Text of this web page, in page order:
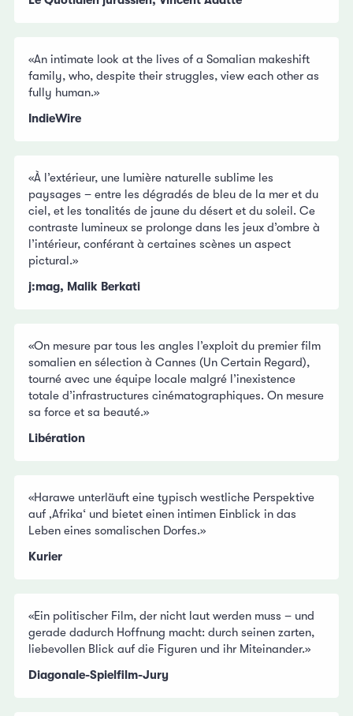
«An intimate look at the lives of a Somalian makeshift
family, who, despite their struggles, view each other as
fully human.»
IndieWire
«À l’extérieur, une lumière naturelle sublime les
paysages – entre les dégradés de bleu de la mer et du
ciel, et les tonalités de jaune du désert et du soleil. Ce
contraste lumineux se prolonge dans les jeux d’ombre à
l’intérieur, conférant à certaines scènes un aspect
pictural.»
j:mag, Malik Berkati
«On mesure par tous les angles l’exploit du premier film
somalien en sélection à Cannes (Un Certain Regard),
tourné avec une équipe locale malgré l’inexistence
totale d’infrastructures cinématographiques. On mesure
sa force et sa beauté.»
Libération
«Harawe unterläuft eine typisch westliche Perspektive
auf ‚Afrika‘ und bietet einen intimen Einblick in das
Leben eines somalischen Dorfes.»
Kurier
«Ein politischer Film, der nicht laut werden muss – und
gerade dadurch Hoffnung macht: durch seinen zarten,
liebevollen Blick auf die Figuren und ihr Miteinander.»
Diagonale-Spielfilm-Jury